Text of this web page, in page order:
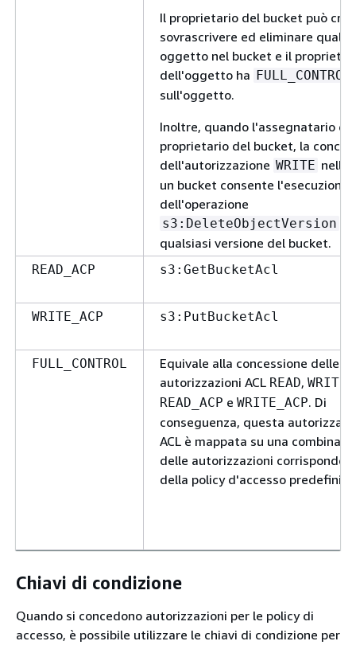
Il proprietario del bucket può
sovrascrivere ed eliminare
oggetto nel bucket e il
dell'oggetto ha FULL_CONTROL
sull'oggetto.
Inoltre, quando l'assegnatario è il
proprietario del bucket, la
dell'autorizzazione WRITE
un bucket consente l'esecuzione
dell'operazione
s3:DeleteObjectVersion
qualsiasi versione del bucket.
READ_ACP s3:GetBucketAcl
WRITE_ACP s3:PutBucketAcl
FULL_CONTROL
Equivale alla concessione delle
autorizzazioni ACL READ, WRITE
READ_ACP e WRITE_ACP. Di
conseguenza, questa
ACL è mappata su una
delle autorizzazioni
della policy d'accesso
Chiavi di condizione
Quando si concedono autorizzazioni per le policy di
accesso, è possibile utilizzare le chiavi di condizione per